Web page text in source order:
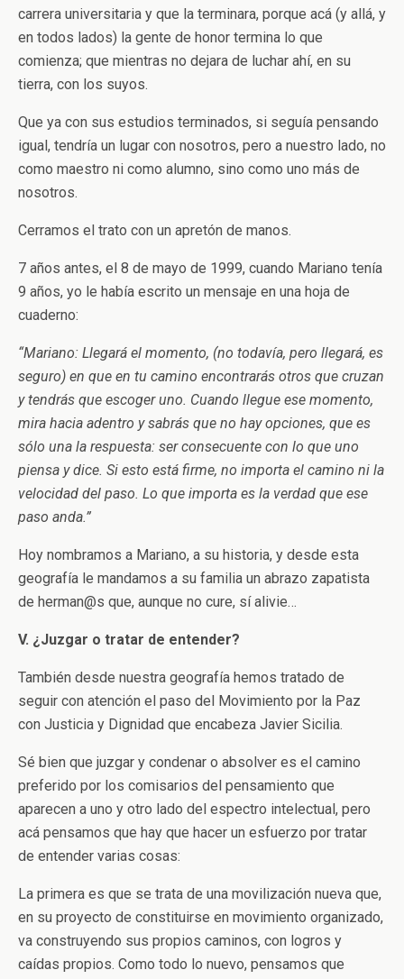
carrera universitaria y que la terminara, porque acá (y allá, y
en todos lados) la gente de honor termina lo que
comienza; que mientras no dejara de luchar ahí, en su
tierra, con los suyos.
Que ya con sus estudios terminados, si seguía pensando
igual, tendría un lugar con nosotros, pero a nuestro lado, no
como maestro ni como alumno, sino como uno más de
nosotros.
Cerramos el trato con un apretón de manos.
7 años antes, el 8 de mayo de 1999, cuando Mariano tenía
9 años, yo le había escrito un mensaje en una hoja de
cuaderno:
“Mariano: Llegará el momento, (no todavía, pero llegará, es
seguro) en que en tu camino encontrarás otros que cruzan
y tendrás que escoger uno. Cuando llegue ese momento,
mira hacia adentro y sabrás que no hay opciones, que es
sólo una la respuesta: ser consecuente con lo que uno
piensa y dice. Si esto está firme, no importa el camino ni la
velocidad del paso. Lo que importa es la verdad que ese
paso anda.”
Hoy nombramos a Mariano, a su historia, y desde esta
geografía le mandamos a su familia un abrazo zapatista
de herman@s que, aunque no cure, sí alivie…
V. ¿Juzgar o tratar de entender?
También desde nuestra geografía hemos tratado de
seguir con atención el paso del Movimiento por la Paz
con Justicia y Dignidad que encabeza Javier Sicilia.
Sé bien que juzgar y condenar o absolver es el camino
preferido por los comisarios del pensamiento que
aparecen a uno y otro lado del espectro intelectual, pero
acá pensamos que hay que hacer un esfuerzo por tratar
de entender varias cosas:
La primera es que se trata de una movilización nueva que,
en su proyecto de constituirse en movimiento organizado,
va construyendo sus propios caminos, con logros y
caídas propios. Como todo lo nuevo, pensamos que